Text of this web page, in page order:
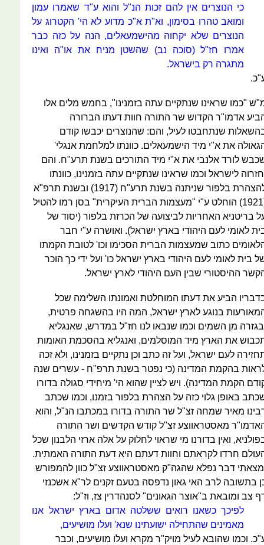
כי הנוצרים אין להם זכות הנ"ל והוא ע"ד שאמרו עמון
ומואב טהרו בסימון, וא"ת א"כ מדוע לא הי' הקטרוג על
הנוצרים שלא יקחוה מהישמעאלים, הנה על כזה כבר
אמרו חז"ל (סוכה נב) שהשטן מניח את או"ה ואינו
מתגרה רק בישראל.
"כמו שראינו שנתקיים עתה בזמנינו", בחמש מלים אלו
אדמו"ר הקדוש שר התורה חוות דעתו הברורה
שנתחבטו לעיל, והם: שהנוצרים יכבשו קודם
את א"י מיד הישמעאלים. כוונתו למלחמת אנגלי'
לורד אלנבי את א"י מיד התורכים בשנת תרע"ח. והם
לישראל וכמו שראינו שנתקיים עתה בזמנינו, כוונתו
להצהרת בלפור שניתנה בשנת תרע"ח (1917) ובשנת תרפ"א
(1921) הוחלט ע"י "מעצמות הברית העיקרית" בסן רמו להטיל
בריטניא האחריות לביצועה של הכרזת בלפור (יסוד של
לאומי לעם היהודי בארץ ישראל). ואושרה ע"י חבר
כתוב שמעצמות הברית הסכימו וכו' לטובת הקמתו
בית לאומי לעם היהודי בארץ ישראל כו' ועל ידי כך הוכר
ההיסטורי שבין העם היהודי לארץ ישראל.
הביע את דעתו המוחלטת ואמונתו השלימה שכל
בנוגע לארץ ישראל, המה היו בהשגחה פרטית,
מן השמים וכמו שנבאו לנו חז"ל במדרש, שאנגליא
את הארץ מיד המוסלמים, ואנגליא בהסכמת האומות
לעם ישראל, ועל זה כתב וכן נתקיים בזמנינו, ולא זכה
בהקמת המדינה (כי נפטר בשנת תרפ"ח - עשרים שנה
הקמת המדינה). ויש לציין שהוא הי' מיחידי סגולה בדורו
באופן גלוי כזה על הצהרת בלפור בזמנו, וכמו שכתב
מאיר שמחה זצ"ל שר התורה בדורו במכתבו הנ"ל, והוא
מאסטראווצע זצ"ל קודש הקדשים ושר התורה
ואין בדורנו מי שראוי לחלוק על אלה ארזי הלבנון שכל
חרדו לקראתם וחוות דעתם היא דעת התורה האמתית.
דבר נפלא שהגה"ק מאסטראווצע זצ"ל כוון להמפורש
בתשובה לרב האי גאון נדפסה בטעם זקנים לר"א אשכנזי
צב ומובאת ב"אוצר הגאונים" לסנהדרין צז, וז"ל:
לפיכך כשאנו רואים ששלטה אדום בארץ ישראל אנו
מאמינים שהתחילה ישועתינו שנא' ועלו מושיעים,
וכמו שהובא לעיל מויק"ר מקרא ועלו מושיעים, וכבר